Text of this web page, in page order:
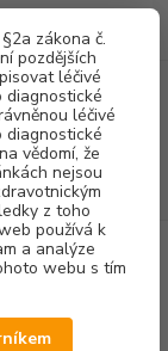
zákona č.
pozdějších
léčivé
diagnostické
léčivé
diagnostické
vědomí, že
nejsou
z toho
používá k
a analýze
webu s tím
Menu
Hledat
za0,00 Kč
NÁSADCE -